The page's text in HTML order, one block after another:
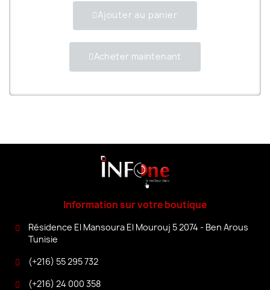
Ajouter au panier
Acheter maintenant
Information sur votre boutique
Résidence El Mansoura El Mourouj 5 2074 - Ben Arous
Tunisie
(+216) 55 295 732
(+216) 24 000 358